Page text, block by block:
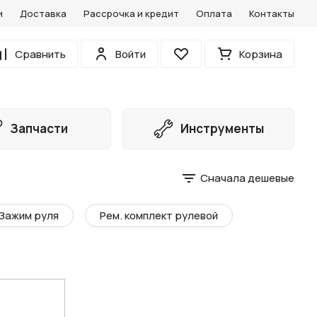
Доставка Рассрочка и кредит Оплата Контакты
Сравнить
Войти
Избранное Корзина
Запчасти Инструменты
Сначала дешевые
руля Рем. комплект рулевой